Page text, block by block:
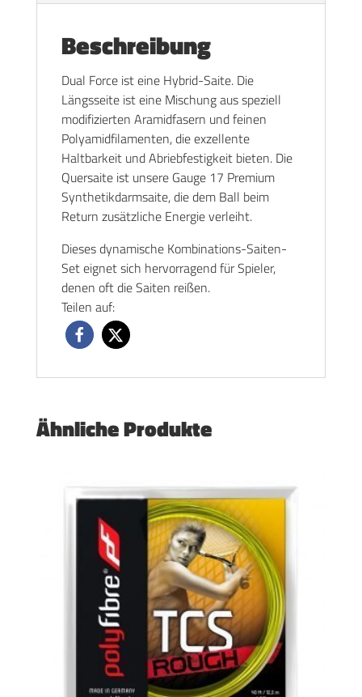
Beschreibung
Dual Force ist eine Hybrid-Saite. Die
Längsseite ist eine Mischung aus speziell
modifizierten Aramidfasern und feinen
Polyamidfilamenten, die exzellente
Haltbarkeit und Abriebfestigkeit bieten. Die
Quersaite ist unsere Gauge 17 Premium
Synthetikdarmsaite, die dem Ball beim
Return zusätzliche Energie verleiht.
Dieses dynamische Kombinations-Saiten-
Set eignet sich hervorragend für Spieler,
denen oft die Saiten reißen.
Teilen auf:
Ähnliche Produkte